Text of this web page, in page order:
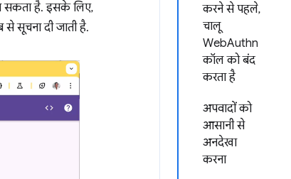
करने से पहले,
चालू
WebAuthn
कॉल को बंद
करता है
अपवादों को
आसानी से
अनदेखा
करना
सकता है. इसके लिए,
सूचना दी जाती है.